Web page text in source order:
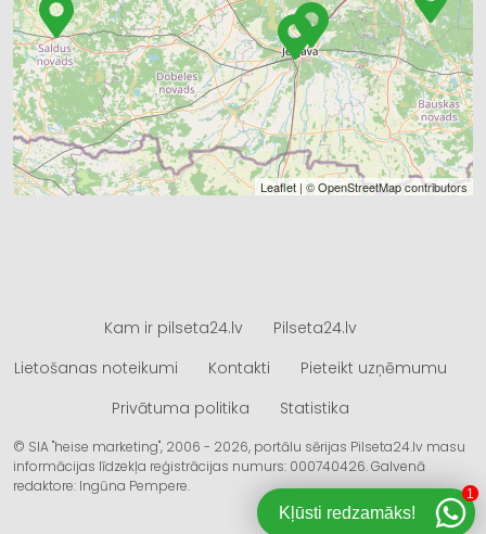
Leaflet| ©OpenStreetMapcontributors
Kam ir pilseta24.lv
Pilseta24.lv
Lietošanas noteikumi
Kontakti
Pieteikt uzņēmumu
Privātuma politika
Statistika
© SIA "heise marketing", 2006 - 2026, portālu sērijas Pilseta24.lv masu
informācijas līdzekļa reģistrācijas numurs: 000740426. Galvenā
redaktore: Ingūna Pempere.
Kļūsti redzamāks!
1